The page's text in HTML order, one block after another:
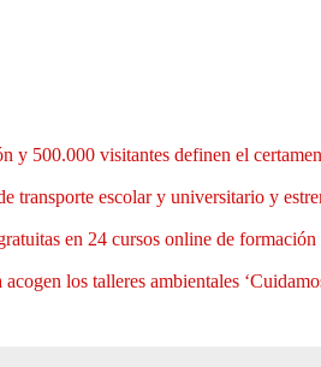
y 500.000 visitantes definen el
transporte escolar y universitario y
en 24 cursos online de formación
los talleres ambientales